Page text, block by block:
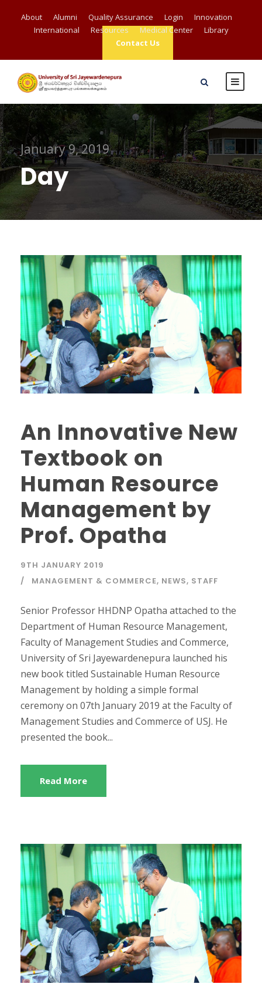
About Alumni Quality Assurance Login
Innovation
International
Resources Medical Center
Library
Contact Us
January 9, 2019
Day
An Innovative New
Textbook on
Human Resource
Management by
Prof. Opatha
9TH JANUARY 2019
MANAGEMENT & COMMERCE, NEWS, STAFF
Senior Professor HHDNP Opatha attached to the
Department of Human Resource Management,
Faculty of Management Studies and Commerce,
University of Sri Jayewardenepura launched his
new book titled Sustainable Human Resource
Management by holding a simple formal
ceremony on 07th January 2019 at the Faculty of
Management Studies and Commerce of USJ. He
presented the book...
Read More